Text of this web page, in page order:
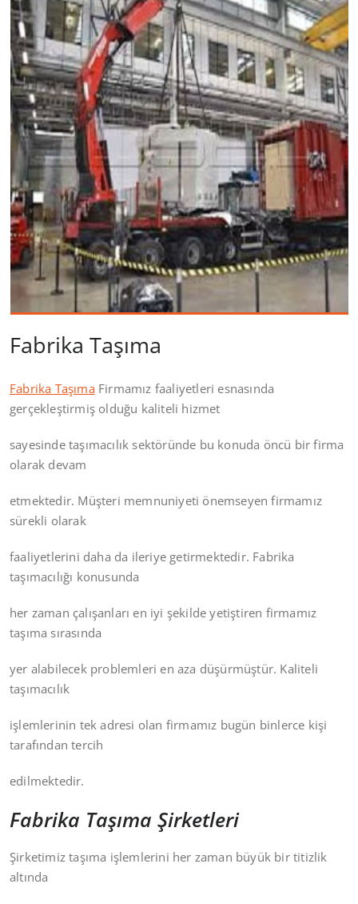
Fabrika Taşıma
Fabrika TaşımaFirmamız faaliyetleri esnasında
gerçekleştirmiş olduğu kaliteli hizmet
sayesinde taşımacılık sektöründe bu konuda öncü bir firma
olarak devam
etmektedir. Müşteri memnuniyeti önemseyen firmamız
sürekli olarak
faaliyetlerini daha da ileriye getirmektedir. Fabrika
taşımacılığı konusunda
her zaman çalışanları en iyi şekilde yetiştiren firmamız
taşıma sırasında
yer alabilecek problemleri en aza düşürmüştür. Kaliteli
taşımacılık
işlemlerinin tek adresi olan firmamız bugün binlerce kişi
tarafından tercih
edilmektedir.
Fabrika Taşıma Şirketleri
Şirketimiz taşıma işlemlerini her zaman büyük bir titizlik
altında